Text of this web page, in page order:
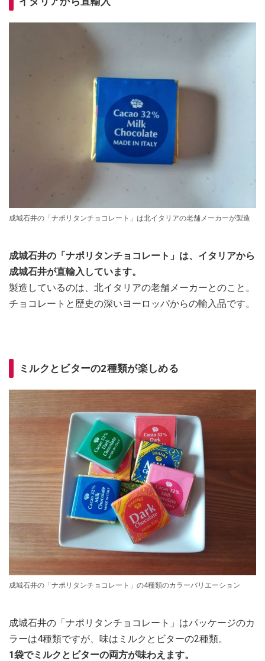
成城石井の「ナポリタンチョコレート」は北イタリアの老舗メーカーが製造
成城石井の「ナポリタンチョコレート」は、イタリアから
成城石井が直輸入しています。
製造しているのは、北イタリアの老舗メーカーとのこと。
チョコレートと歴史の深いヨーロッパからの輸入品です。
ミルクとビターの2種類が楽しめる
成城石井の「ナポリタンチョコレート」の4種類のカラーバリエーション
成城石井の「ナポリタンチョコレート」はパッケージのカ
ラーは4種類ですが、味はミルクとビターの2種類。
1袋でミルクとビターの両方が味わえます。